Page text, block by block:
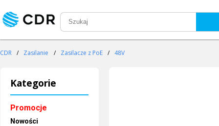
CDR / Zasilanie / Zasilacze z PoE / 48V
Kategorie
Promocje
Nowości